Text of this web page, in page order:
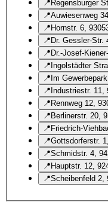
📍 Regensburger
📍Auwiesenweg
📍Hornstr. 6,
📍Dr. Gessler-Str.
📍Dr.-Josef-
📍Ingolstädter
📍Im
📍Industriestr. 11,
📍Rennweg 12,
📍Berlinerstr. 20,
📍Friedrich-
📍Gottsdorferstr.
📍Schmidstr. 4,
📍Hauptstr. 12,
📍Scheibenfeld 2,